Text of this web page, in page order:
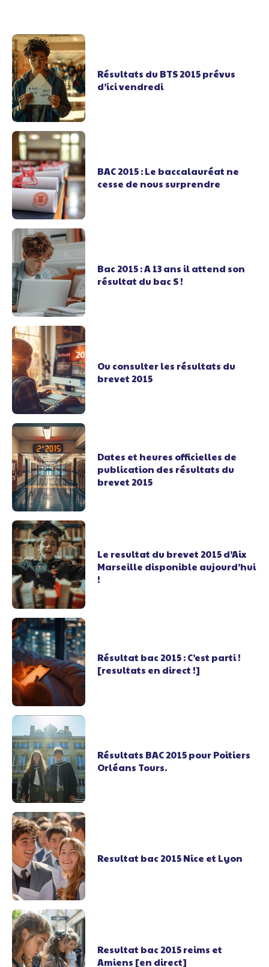
Résultats du BTS 2015 prévus
d’ici vendredi
BAC 2015 : Le baccalauréat ne
cesse de nous surprendre
Bac 2015 : A 13 ans il attend son
résultat du bac S !
Ou consulter les résultats du
brevet 2015
Dates et heures officielles de
publication des résultats du
brevet 2015
Le resultat du brevet 2015 d’Aix
Marseille disponible aujourd’hui
!
Résultat bac 2015 : C’est parti !
[resultats en direct !]
Résultats BAC 2015 pour Poitiers
Orléans Tours.
Resultat bac 2015 Nice et Lyon
Resultat bac 2015 reims et
Amiens [en direct]